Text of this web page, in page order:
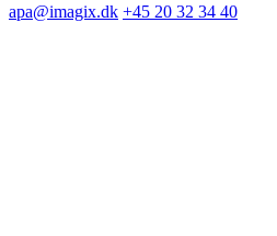
apa@imagix.dk +45 20 32 34 40